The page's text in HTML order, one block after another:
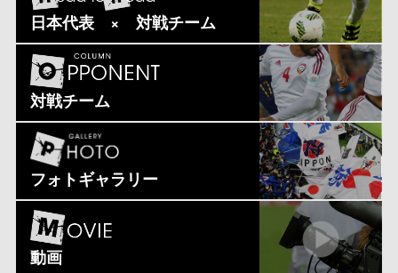
日本代表 × 対戦チーム
対戦チーム
フォトギャラリー
動画